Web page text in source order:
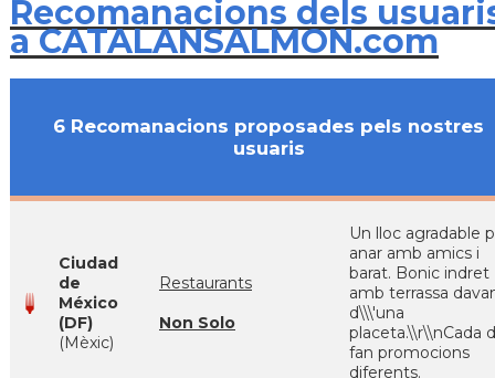
Recomanacions dels
a CATALANSALMON.com
6 Recomanacions proposades pels nostres
usuaris
Ciudad
de
México
(DF)
(Mèxic)
Restaurants
Non Solo
Un lloc agradable
anar amb amics i
barat. Bonic indret
amb terrassa
d\\\'una
placeta.\\r\\nCada
fan promocions
diferents.